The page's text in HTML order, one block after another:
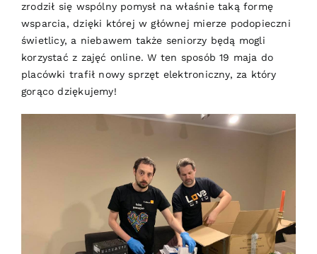
zrodził się wspólny pomysł na właśnie taką formę
wsparcia, dzięki której w głównej mierze podopieczni
świetlicy, a niebawem także seniorzy będą mogli
korzystać z zajęć online. W ten sposób 19 maja do
placówki trafił nowy sprzęt elektroniczny, za który
gorąco dziękujemy!